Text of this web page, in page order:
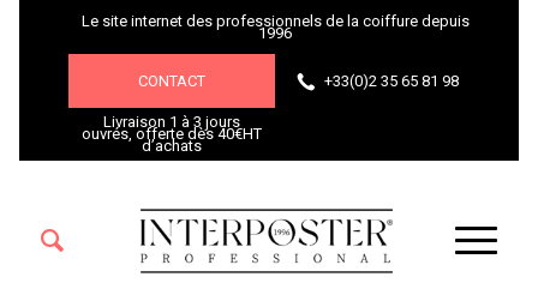
Livraison 1 à 3 jours
ouvrés, offerte dès 40€HT
d’achats
Le site internet des professionnels de la coiffure depuis
1996
CONTACT +33(0)2 35 65 81 98